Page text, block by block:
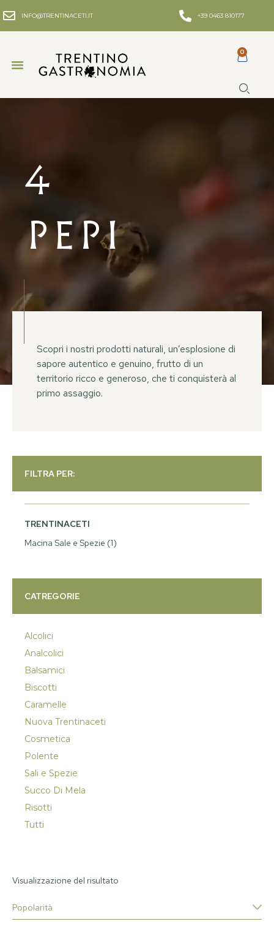
INFO@TRENTINACETI.IT +39 0463 810177
0
4
Pepi
Scopri i nostri prodotti naturali, un’esplosione di
sapore autentico e genuino, frutto di un
territorio ricco e generoso, che ti conquisterà al
primo assaggio.
FILTRA PER:
TRENTINACETI
Macina Sale e Spezie (1)
CATREGORIE
Alcolici
Analcolici
Balsamici
Biscotti
Caramelle
Nuova Trentinaceti
Cosmetica
Polente
Sali e Spezie
Succo Di Mela
Risotti
Tutti
Visualizzazione del risultato